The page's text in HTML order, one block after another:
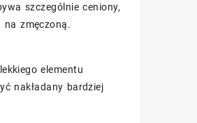
szczególnie ceniony,
na zmęczoną.
elementu
nakładany bardziej